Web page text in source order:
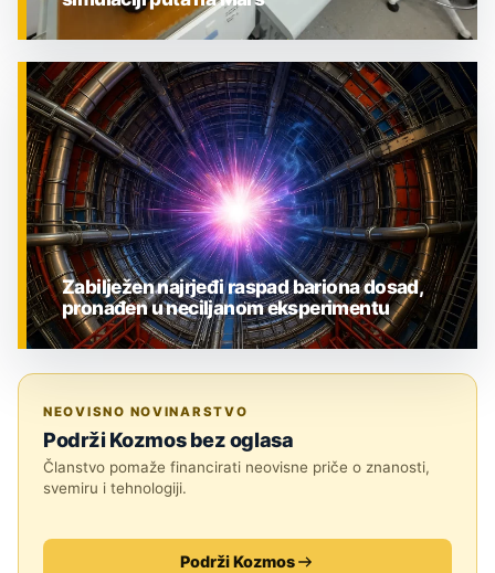
ZNANOST
Zabilježen najrjeđi raspad bariona dosad,
pronađen u neciljanom eksperimentu
NEOVISNO NOVINARSTVO
Podrži Kozmos bez oglasa
Članstvo pomaže financirati neovisne priče o znanosti,
svemiru i tehnologiji.
Podrži Kozmos